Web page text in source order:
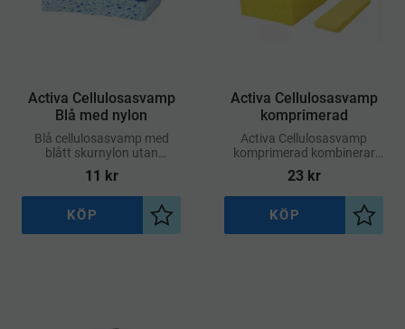
Activa Cellulosasvamp
Blå med nylon
Blå cellulosasvamp med
blått skurnylon utan
slipmedel på ena sidan.
Lämplig till fönsterputs, ska
användas blöt
11 kr
Lägg till i önskelista
KÖP
Activa Cellulosasvamp
komprimerad
Activa Cellulosasvamp
komprimerad kombinerar
hög uppsugningsförmåga
med lång livslängd
23kr
Lägg
KÖP